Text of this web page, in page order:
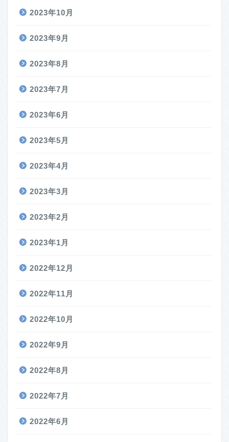
2023年10月
2023年9月
2023年8月
2023年7月
2023年6月
2023年5月
2023年4月
2023年3月
2023年2月
2023年1月
2022年12月
2022年11月
2022年10月
2022年9月
2022年8月
2022年7月
2022年6月